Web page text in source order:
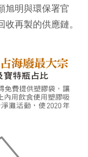
旭明與環保署官
再製的供應鏈。